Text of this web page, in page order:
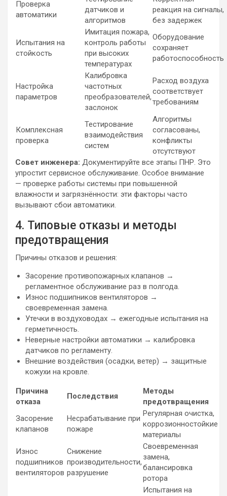
Проверка
автоматики
датчиков и
алгоритмов
реакция на сигналы,
без задержек
Испытания на
стойкость
Имитация пожара,
контроль работы
при высоких
температурах
Оборудование
сохраняет
работоспособность
Настройка
параметров
Калибровка
частотных
преобразователей,
заслонок
Расход воздуха
соответствует
требованиям
Комплексная
проверка
Тестирование
взаимодействия
систем
Алгоритмы
согласованы,
конфликты
отсутствуют
Совет инженера: Документируйте все этапы ПНР. Это
упростит сервисное обслуживание. Особое внимание
— проверке работы системы при повышенной
влажности и загрязнённости: эти факторы часто
вызывают сбои автоматики.
4. Типовые отказы и методы
предотвращения
Причины отказов и решения:
Засорение противопожарных клапанов →
регламентное обслуживание раз в полгода.
Износ подшипников вентиляторов →
своевременная замена.
Утечки в воздуховодах → ежегодные испытания на
герметичность.
Неверные настройки автоматики → калибровка
датчиков по регламенту.
Внешние воздействия (осадки, ветер) → защитные
кожухи на кровле.
Причина
отказа
Последствия
Методы
предотвращения
Засорение
клапанов
Несрабатывание при
пожаре
Регулярная очистка,
коррозионностойкие
материалы
Износ
подшипников
вентиляторов
Снижение
производительности,
разрушение
Своевременная
замена,
балансировка
ротора
Испытания на